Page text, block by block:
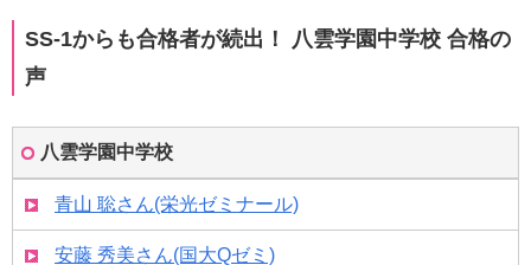
SS-1からも合格者が続出！ 八雲学園中学校 合格の
声
八雲学園中学校
青山 聡さん(栄光ゼミナール)
安藤 秀美さん(国大Qゼミ)